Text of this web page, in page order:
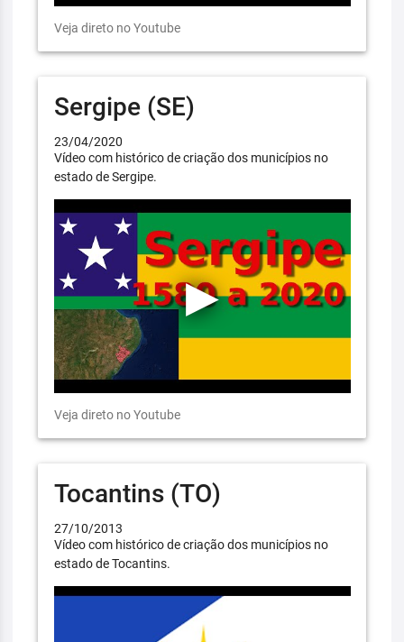
Veja direto no Youtube
Sergipe (SE)
23/04/2020
Vídeo com histórico de criação dos municípios no
estado de Sergipe.
Veja direto no Youtube
Tocantins (TO)
27/10/2013
Vídeo com histórico de criação dos municípios no
estado de Tocantins.